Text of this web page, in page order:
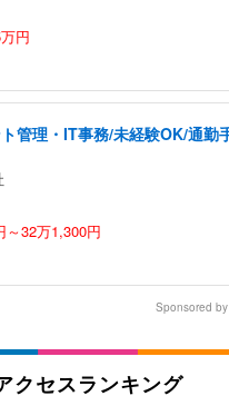
円
管理・IT事務/未経験OK/通勤
～32万1,300円
Sponsored by
クセスランキング